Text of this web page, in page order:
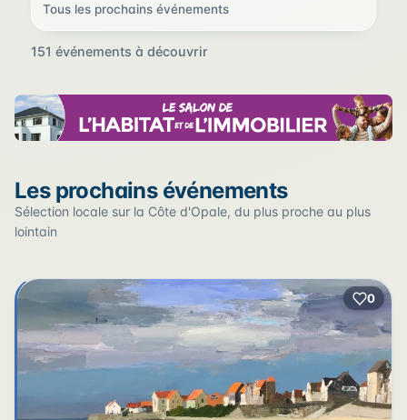
Tous les prochains événements
151 événements à découvrir
Cliquez sur un pin pour voir l'événement — les lieux qui
en accueillent plusieurs sont regroupés.
3
4
12
2
2 3
17
22
3
2
+
−
Les prochains événements
Sélection locale sur la Côte d'Opale, du plus proche au plus
lointain
0